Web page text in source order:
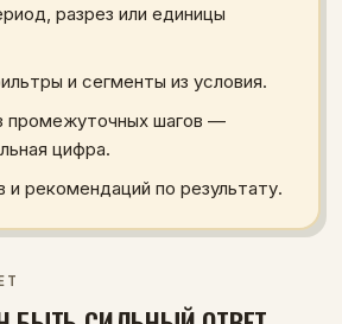
разрез или единицы
и сегменты из условия.
промежуточных шагов —
цифра.
и рекомендаций по результату.